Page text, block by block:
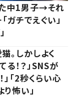
た中1男子→それ
チでえぐい」
。しかしよく
！？」SNSが
「2秒くらい心
怖い」